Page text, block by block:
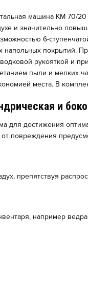
машина KM 70/
и значительно
6-
напольных покрытий.
рукояткой и
пыли и мелких
места. В
и
для достижения
повреждения
препятствуя
например